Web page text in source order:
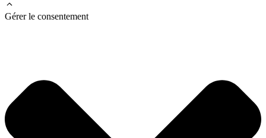
Gérer le consentement